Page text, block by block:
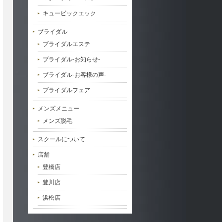
キュービックエック
ブライダル
ブライダルエステ
ブライダル-お知らせ-
ブライダル-お客様の声-
ブライダルフェア
メンズメニュー
メンズ脱毛
スクールについて
店舗
豊橋店
豊川店
浜松店